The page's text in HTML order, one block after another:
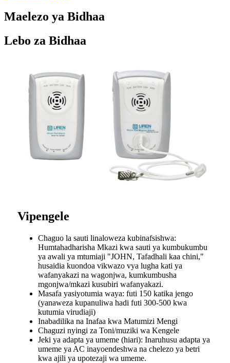
Maelezo ya Bidhaa
Lebo za Bidhaa
Vipengele
Chaguo la sauti linaloweza kubinafsishwa:
Humtahadharisha Mkazi kwa sauti ya kumbukumbu
ya awali ya mtumiaji "JOHN, Tafadhali kaa chini,"
husaidia kuondoa vikwazo vya lugha kati ya
wafanyakazi na wagonjwa, kumkumbusha
mgonjwa/mkazi kusubiri wafanyakazi.
Masafa yasiyotumia waya: futi 150 katika jengo
(yanaweza kupanuliwa hadi futi 300-500 kwa
kutumia virudiaji)
Inabadilika na Inafaa kwa Matumizi Mengi
Chaguzi nyingi za Toni/muziki wa Kengele
Jeki ya adapta ya umeme (hiari): Inaruhusu adapta ya
umeme ya AC inayoendeshwa na chelezo ya betri
kwa ajili ya upotezaji wa umeme.